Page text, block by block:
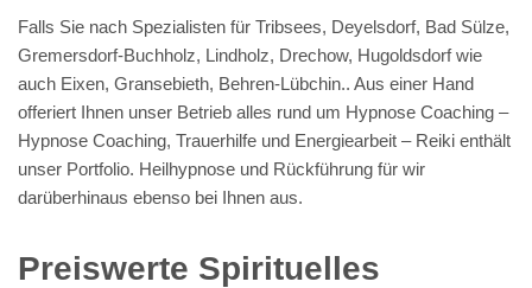
Falls Sie nach Spezialisten für Tribsees, Deyelsdorf, Bad Sülze,
Gremersdorf-Buchholz, Lindholz, Drechow, Hugoldsdorf wie
auch Eixen, Gransebieth, Behren-Lübchin.. Aus einer Hand
offeriert Ihnen unser Betrieb alles rund um Hypnose Coaching –
Hypnose Coaching, Trauerhilfe und Energiearbeit – Reiki enthält
unser Portfolio. Heilhypnose und Rückführung für wir
darüberhinaus ebenso bei Ihnen aus.
Preiswerte Spirituelles